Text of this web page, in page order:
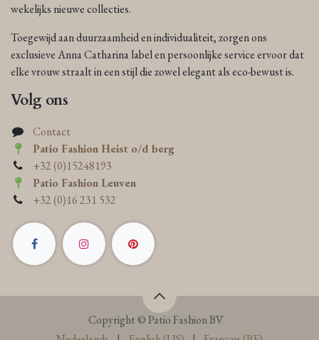
wekelijks nieuwe collecties.
Toegewijd aan duurzaamheid en individualiteit, zorgen ons
exclusieve Anna Catharina label en persoonlijke service ervoor dat
elke vrouw straalt in een stijl die zowel elegant als eco-bewust is.
Volg ons
Contact
Patio Fashion Heist o/d berg
+32 (0)15248193
Patio Fashion Leuven
+32 (0)16 231 532
Copyright © Patio Fashion BV